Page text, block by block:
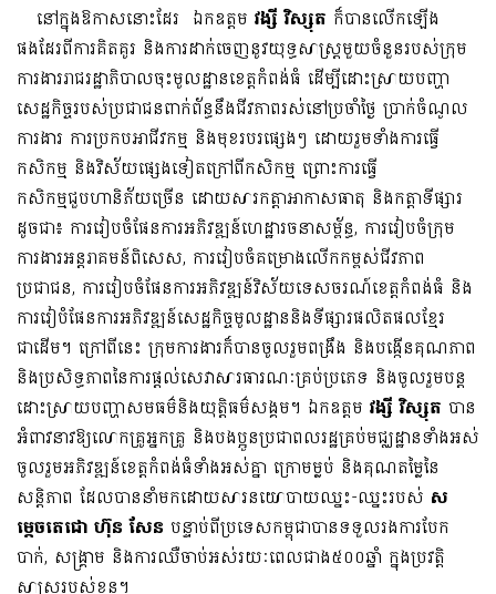
នៅក្នុងឱកាសនោះដែរ ឯកឧត្តម វង្សី វិស្សុត ក៏បានលើកឡើង
ផងដែរពីការគិតគូរ និងការដាក់ចេញនូវយុទ្ធសាស្រ្តមួយចំនួនរបស់ក្រុម
ការងាររាជរដ្ឋាភិបាលចុះមូលដ្ឋានខេត្តកំពង់ធំ ដើម្បីដោះស្រាយបញ្ហា
សេដ្ឋកិច្ចរបស់ប្រជាជនពាក់ព័ន្ធនឹងជីវភាពរស់នៅប្រចាំថ្ងៃ ប្រាក់ចំណូល
ការងារ ការប្រកបអាជីវកម្ម និងមុខរបរផ្សេងៗ ដោយរួមទាំងការធ្វើ
កសិកម្ម និងវិស័យផ្សេងទៀតក្រៅពីកសិកម្ម ព្រោះការធ្វើ
កសិកម្មជួបហានិភ័យច្រើន ដោយ​សារកត្តាអាកាសធាតុ និងកត្តាទីផ្សារ
ដូចជា៖ ការរៀបចំផែនការអភិវឌ្ឍន៍ហេដ្ឋារចនាសម្ព័ន្ធ, ការរៀបចំក្រុម
ការងារអន្តរាគមន៍ពិសេស, ការរៀបចំគម្រោងលើកកម្ពស់ជីវភាព
ប្រជាជន, ការរៀបចំផែនការអភិវឌ្ឍន៍វិស័យទេសចរណ៍ខេត្តកំពង់ធំ និង
ការរៀបំផែនការអភិវឌ្ឍន៍សេដ្ឋកិច្ចមូលដ្ឋាននិងទីផ្សារ​ផលិតផលខ្មែរ
ជាដើម។ ក្រៅពីនេះ ក្រុមការងារ​ក៏បានចូលរួមពង្រឹង និងបង្កើនគុណភាព
និងប្រសិទ្ធភាពនៃការផ្ដល់សេវាសារធារណៈគ្រប់ប្រភេទ និងចូលរួមបន្ត
ដោះស្រាយបញ្ហាសមធម៌និងយុត្តិធម៌សង្គម។ ឯកឧត្តម វង្សី វិស្សុត បាន
អំពាវនាវឱ្យលោកគ្រូអ្នកគ្រូ និងបងប្អូនប្រជាពលរដ្ឋគ្រប់មជ្ឈដ្ឋានទាំងអស់
ចូលរួមអភិវឌ្ឍន៍ខេត្តកំពង់ធំទាំងអស់គ្នា ក្រោមម្លប់ និងគុណតម្លៃនៃ
សន្តិភាព ដែលបាននាំមកដោយសារនយោបាយឈ្នះ-ឈ្នះរបស់ ស
ម្តេចតេជោ ហ៊ុន សែន បន្ទាប់ពីប្រទេសកម្ពុជាបានទទួលរង​ការបែក
បាក់, សង្គ្រាម និងការឈឺចាប់អស់រយៈពេលជាង៥០០ឆ្នាំ ក្នុងប្រវត្តិ
សាស្រ្តរបស់ខ្លួន។